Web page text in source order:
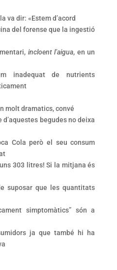
va dir: «Estem d’acord
del forense que la ingestió
incloent l’aigua, en un
inadequat de nutrients
molt dramatics, convé
begudes no deixa
Cola però el seu consum
303 litres! Si la mitjana és
suposar que les quantitats
simptomàtics” són a
ja que també hi ha